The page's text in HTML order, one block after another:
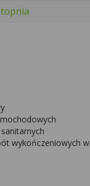
wykończeniowych w